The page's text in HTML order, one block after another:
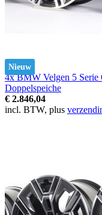
Nieuw
4x BMW Velgen 5
Doppelspeiche
€ 2.846,04
incl. BTW, plus